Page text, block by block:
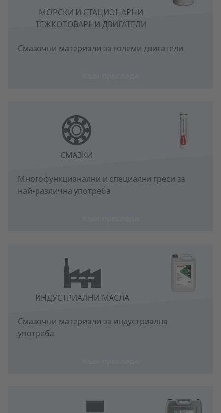
МОРСКИ И СТАЦИОНАРНИ
ТЕЖКОТОВАРНИ ДВИГАТЕЛИ
Смазочни материали за големи двигатели
СМАЗКИ
Многофункционални и специални греси за
най-различна употреба
ИНДУСТРИАЛНИ МАСЛА
Смазочни материали за индустриална
употреба